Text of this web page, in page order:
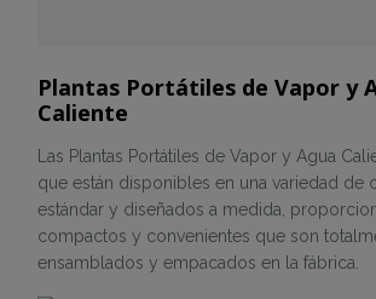
Plantas Portátiles de Vapor y
Caliente
Las Plantas Portátiles de Vapor y Agua
que están disponibles en una variedad de
estándar y diseñados a medida,
compactos y convenientes que son
ensamblados y empacados en la fábrica.